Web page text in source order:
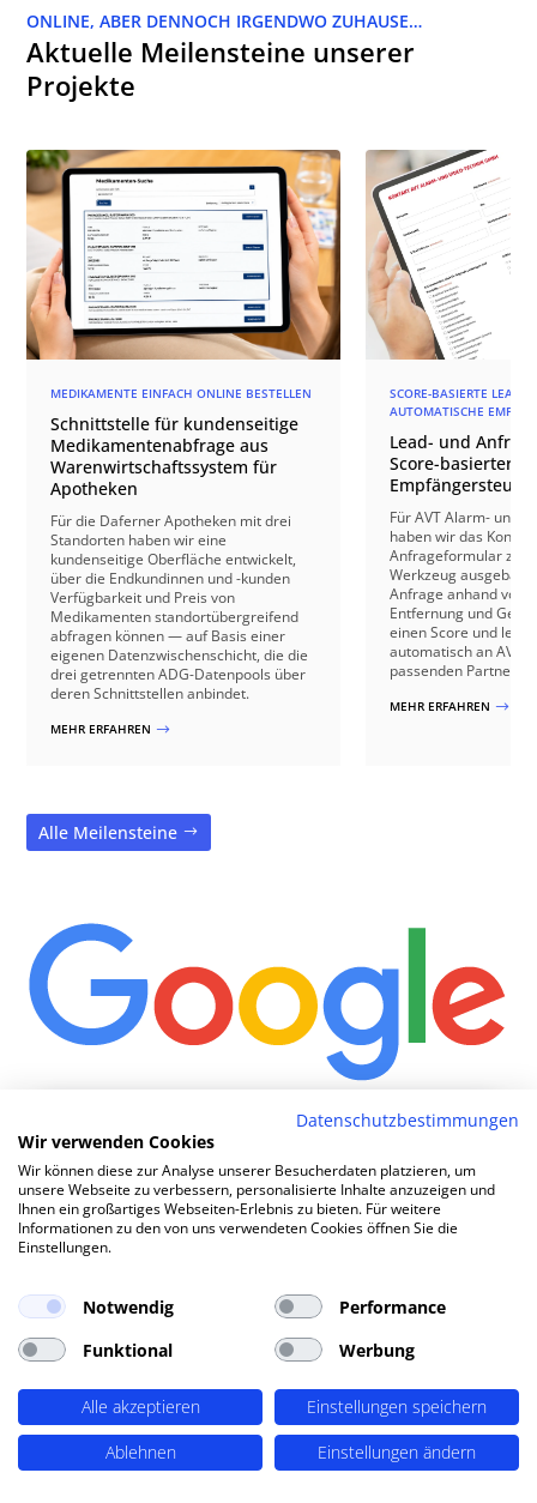
ONLINE, ABER DENNOCH IRGENDWO ZUHAUSE…
Aktuelle Meilensteine unserer
Projekte
MEDIKAMENTE EINFACH ONLINE BESTELLEN
Schnittstelle für kundenseitige
Medikamentenabfrage aus
Warenwirtschaftssystem für
Apotheken
Für die Daferner Apotheken mit drei
Standorten haben wir eine
kundenseitige Oberfläche entwickelt,
über die Endkundinnen und -kunden
Verfügbarkeit und Preis von
Medikamenten standortübergreifend
abfragen können — auf Basis einer
eigenen Datenzwischenschicht, die die
drei getrennten ADG-Datenpools über
deren Schnittstellen anbindet.
MEHR ERFAHREN $
SCORE-BASIERTE LEAD-
AUTOMATISCHE
Lead- und
Score-basierter
Für AVT Alarm- und
haben wir das
Anfrageformular zu
Werkzeug
Anfrage anhand von
Entfernung und
einen Score und
automatisch an AVT
passenden
MEHR ERFAHREN $
Alle Meilensteine
TOP SEO DURCH DYNAMISCHE INHALTE
SEO-Agentur Friedberg (Hessen) ?
PERIMETRIK® hat eine besonders erfolgreiche SEO
abdeckt: Recherche und Konzeption, technische
Optimierung, redaktionellen Support und regelmäßiges
SEO Monitoring. Unsere SEO-Leistungen umfassen u.A.:
Datenschutzbestimmungen
Wir verwenden Cookies
Wir können diese zur Analyse unserer Besucherdaten platzieren, um
unsere Webseite zu verbessern, personalisierte Inhalte anzuzeigen und
Ihnen ein großartiges Webseiten-Erlebnis zu bieten. Für weitere
Informationen zu den von uns verwendeten Cookies öffnen Sie die
Einstellungen.
Notwendig
Performance
Funktional
Werbung
Alle akzeptieren
Einstellungen speichern
Ablehnen
Einstellungen ändern